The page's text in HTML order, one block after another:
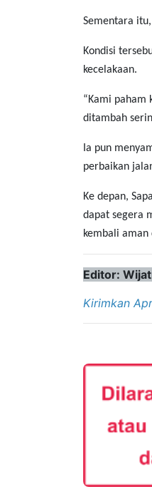
Sementara
Kondisi
kecelakaan.
“Kami paham
ditambah
Ia pun
perbaikan
Ke depan,
dapat segera
kembali aman
Editor:
Kirimkan